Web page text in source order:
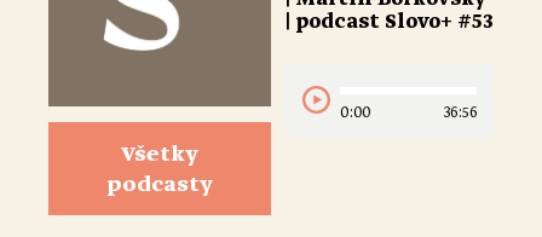
Všetky
podcasty
| podcast Slovo+ #53
0:00 36:56